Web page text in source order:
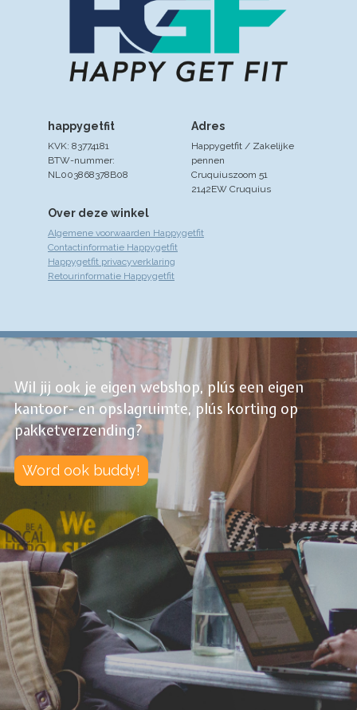
Over deze winkel
Algemene voorwaarden Happygetfit
Contactinformatie Happygetfit
Happygetfit privacyverklaring
Retourinformatie Happygetfit
Adres
Happygetfit / Zakelijke
pennen
Cruquiuszoom 51
2142EW Cruquius
happygetfit
KVK: 83774181
BTW-nummer:
NL003868378B08
Wil jij ook je eigen webshop, plús een eigen
kantoor- en opslagruimte, plús korting op
pakketverzending?
Word ook buddy!